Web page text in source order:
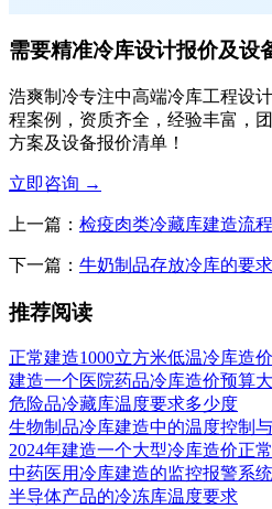
需要精准冷库设计报价及设
浩爽制冷专注中高端冷库工程设
程案例，资质齐全，经验丰富，
方案及设备报价清单！
立即咨询 →
上一篇： 检疫肉类冷藏库建造流
下一篇： 牛奶制品存放冷库的要
推荐阅读
正常建造1000立方米低温冷库造
建造一个医院药品冷库造价预算
危险品冷藏库温度要求多少度
生物制品冷库建造中的温度控制
2024年建造一个大型冷库造价正
中药医用冷库建造的监控报警系
半导体产品的冷冻库温度要求